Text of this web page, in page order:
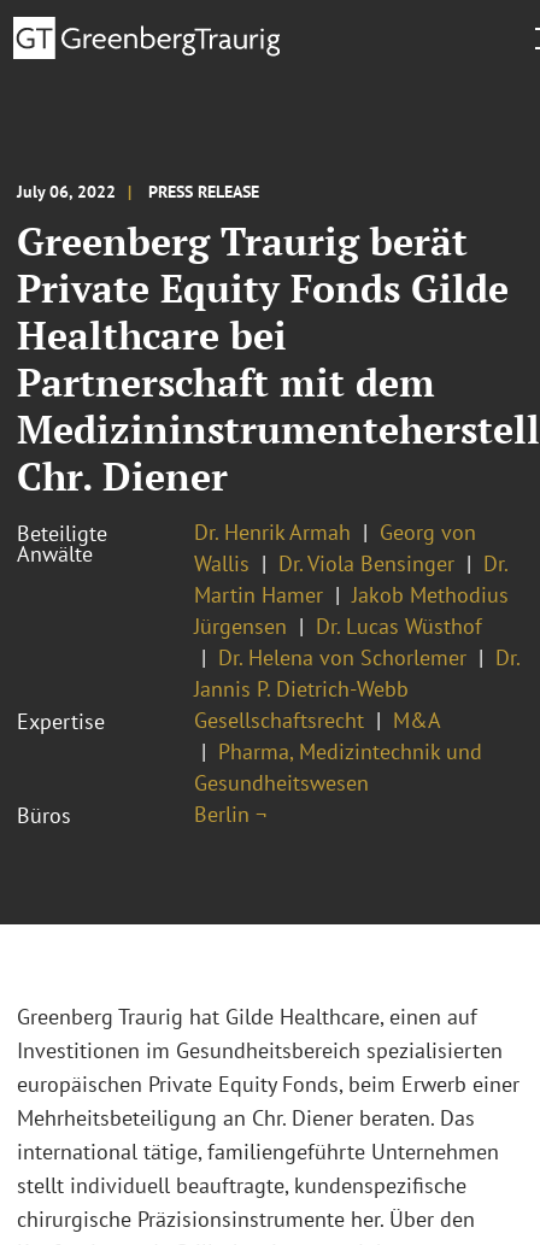
July 06, 2022 PRESS RELEASE
Greenberg Traurig berät
Private Equity Fonds Gilde
Healthcare bei
Partnerschaft mit dem
Chr. Diener
Beteiligte
Anwälte
Dr. Henrik Armah
Georg von
Wallis
Dr. Viola Bensinger
Dr.
Martin Hamer
Jakob Methodius
Jürgensen
Dr. Lucas Wüsthof
Dr. Helena von Schorlemer
Dr.
Jannis P. Dietrich-Webb
Expertise
Gesellschaftsrecht
M&A
Pharma, Medizintechnik und
Gesundheitswesen
Büros
Berlin ¬
Greenberg Traurig hat Gilde Healthcare, einen auf
Investitionen im Gesundheitsbereich spezialisierten
europäischen Private Equity Fonds, beim Erwerb einer
Mehrheitsbeteiligung an Chr. Diener beraten. Das
international tätige, familiengeführte Unternehmen
stellt individuell beauftragte, kundenspezifische
chirurgische Präzisionsinstrumente her. Über den